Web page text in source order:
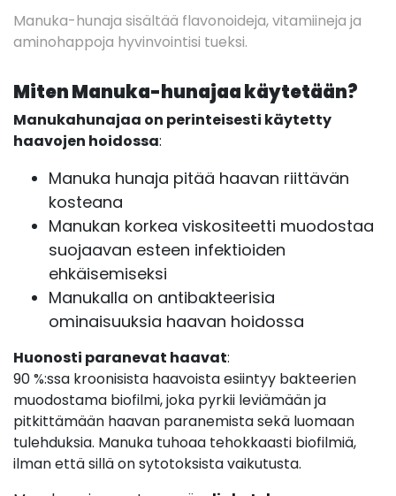
Manuka-hunaja sisältää flavonoideja, vitamiineja ja
aminohappoja hyvinvointisi tueksi.
Miten Manuka-hunajaa käytetään?
Manukahunajaa on perinteisesti käytetty
haavojen hoidossa:
Manuka hunaja pitää haavan riittävän
kosteana
Manukan korkea viskositeetti muodostaa
suojaavan esteen infektioiden
ehkäisemiseksi
Manukalla on antibakteerisia
ominaisuuksia haavan hoidossa
Huonosti paranevat haavat:
90 %:ssa kroonisista haavoista esiintyy bakteerien
muodostama biofilmi, joka pyrkii leviämään ja
pitkittämään haavan paranemista sekä luomaan
tulehduksia. Manuka tuhoaa tehokkaasti biofilmiä,
ilman että sillä on sytotoksista vaikutusta.